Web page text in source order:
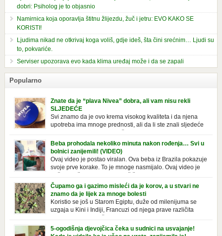
dobri: Psiholog je to objasnio
Namirnica koja oporavlja štitnu žlijezdu, žuč i jetru: EVO KAKO SE
KORISTI!
Ljudima nikad ne otkrivaj koga voliš, gdje ideš, šta čini srećnim… Ljudi su
to, pokvariće.
Serviser upozorava evo kada klima uređaj može i da se zapali
Popularno
Znate da je “plava Nivea” dobra, ali vam nisu rekli
SLJEDEĆE
Svi znamo da je ovo krema visokog kvaliteta i da njena
upotreba ima mnoge prednosti, ali da li ste znali sljedeće
o njoj. Nivea krema u klasičnoj, plavoj kutiji,
prepoznatljivog mirisa i jednostavne formule, jeste nezamenljiv inventar
u kupatilima i muškaraca i žena. Mnogi ljudi se ne odvajaju od nje, pa je
čak nose sa […]
Beba prohodala nekoliko minuta nakon rođenja… Svi u
bolnici zanijemili! (VIDEO)
Ovaj video je postao viralan. Ova beba iz Brazila pokazuje
svoje prve korake. To je mnoge nasmijalo. Ovaj video je
novorođenih beba. Video je snimila babica, pregledalo ga je preko 80
miliona ljudi. Ove babice su ostale u čudu nakon što su vidjeli kako
beba želi […]
Čupamo ga i gazimo misleći da je korov, a u stvari ne
znamo da je lijek za mnoge bolesti
Koristio se još u Starom Egiptu, duže od milenijuma se
uzgaja u Kini i Indiji, Francuzi od njega prave različita
čupamo ga i bacamo kao korov! Tušt je jednogodišnji, ali vrlo uporan
“korov” koji, ka­da nam se jednom nastani u bašti ili dvorištu, teško ga se
5-ogodišnja djevojčica čeka u sudnici na usvajanje!